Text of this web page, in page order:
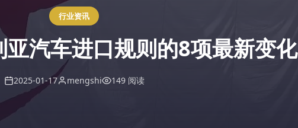
行业资讯
汽车进口规则的8项最新变化
2025-01-17 mengshi 149 阅读